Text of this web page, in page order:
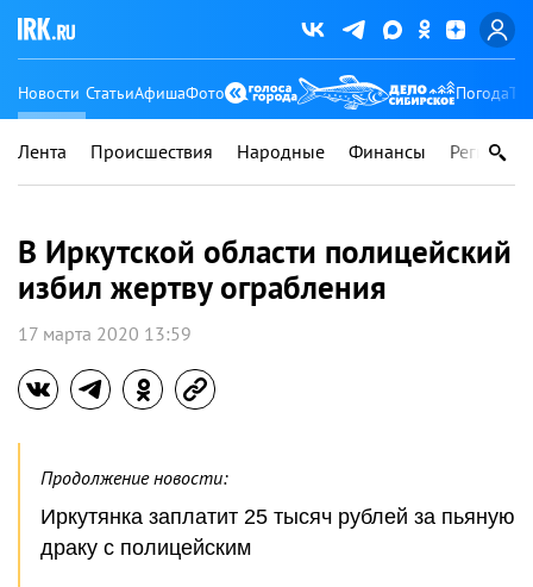
Новости СтатьиАфишаФото Погода
Лента Происшествия Народные Финансы Регионы
В Иркутской области полицейский
избил жертву ограбления
17 марта 2020 13:59
Продолжение новости:
Иркутянка заплатит 25 тысяч рублей за пьяную
драку с полицейским